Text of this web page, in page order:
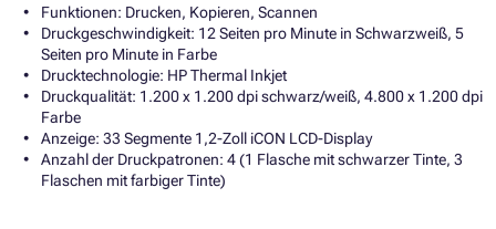
Funktionen: Drucken, Kopieren, Scannen
Druckgeschwindigkeit: 12 Seiten pro Minute in Schwarzweiß, 5
Seiten pro Minute in Farbe
Drucktechnologie: HP Thermal Inkjet
Druckqualität: 1.200 x 1.200 dpi schwarz/weiß, 4.800 x 1.200 dpi
Farbe
Anzeige: 33 Segmente 1,2-Zoll iCON LCD-Display
Anzahl der Druckpatronen: 4 (1 Flasche mit schwarzer Tinte, 3
Flaschen mit farbiger Tinte)